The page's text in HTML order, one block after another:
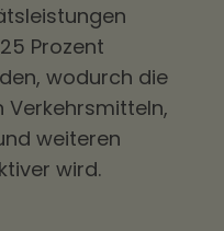
Prozent
wodurch die
weiteren
wird.